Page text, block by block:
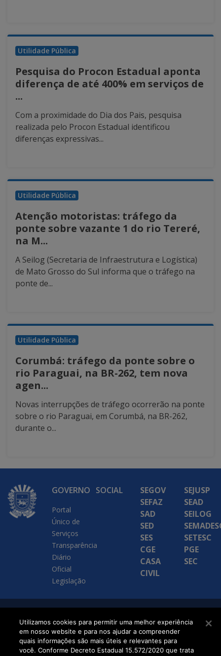
Utilidade Pública
Pesquisa do Procon Estadual aponta
diferença de até 400% em serviços de
...
Com a proximidade do Dia dos Pais, pesquisa
realizada pelo Procon Estadual identificou
diferenças expressivas...
Utilidade Pública
Atenção motoristas: tráfego da
ponte sobre vazante 1 do rio Tereré,
na M...
A Seilog (Secretaria de Infraestrutura e Logística)
de Mato Grosso do Sul informa que o tráfego na
ponte de...
Utilidade Pública
Corumbá: tráfego da ponte sobre o
rio Paraguai, na BR-262, tem nova
agen...
Novas interrupções de tráfego ocorrerão na ponte
sobre o rio Paraguai, em Corumbá, na BR-262,
durante o...
GOVERNO
Portal
Único de
Serviços
Transparência
Diário
Oficial
Legislação
SOCIAL
SEGOV
SEFAZ
SAD
SED
SES
CGE
CASA
CIVIL
SEJUSP
SEAD
SEILOG
SETESC
PGE
SEC
SETDIG | Secretaria-
Executiva de
Transformação Digital
Utilizamos cookies para permitir uma melhor experiência
em nosso website e para nos ajudar a compreender
quais informações são mais úteis e relevantes para
você. Conforme Decreto Estadual 15.572/2020 que trata